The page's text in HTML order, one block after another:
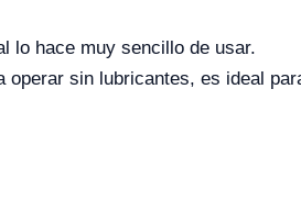
lo hace muy sencillo de usar.
operar sin lubricantes, es ideal